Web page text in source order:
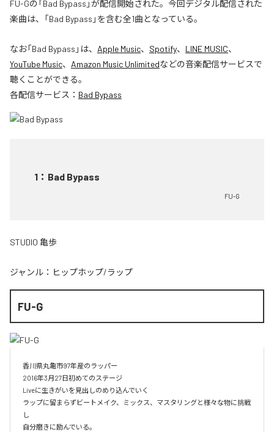
FU-Gの「Bad Bypass」が配信開始された。今回デジタル配信された
楽曲は、「Bad Bypass」を含む全1曲となっている。
なお「Bad Bypass 」は、 Apple Music、 Spotify、 LINE MUSIC、
YouTube Music、 Amazon Music Unlimitedなどの音楽配信サービスで
聴くことができる。
各配信サービス： Bad Bypass
1 ： Bad Bypass
FU-G
STUDIO 亀歩
ジャンル： ヒップホップ/ラップ
FU-G
香川県丸亀市97年産のラッパー
2016年3月27日初めてのステージ
Liveに生きがいを見出しのめり込んでいく
ラップに留まらずビートメイク、ミックス、マスタリングと様々な物に挑戦
し
自分磨きに励んでいる。